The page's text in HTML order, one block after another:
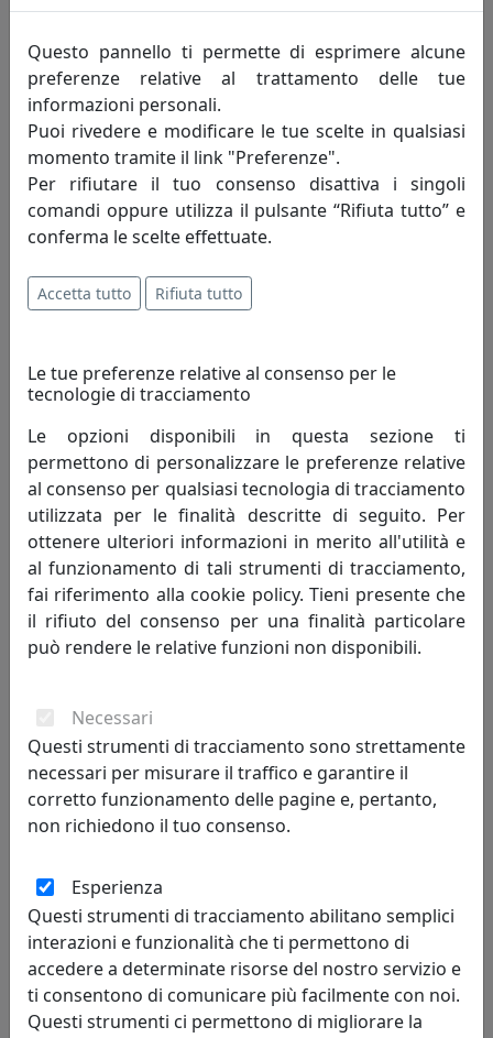
PORTA OMBRELLI OPTICAL, COD. 0PO2838C116
Arti e Mestieri
PORTA OMBRELLI NOTE MUSICALI, COD. 0PO2539C71
Arti e Mestieri
PORTA OMBRELLI RICCIOLI, COD. 0PO2632C71
Arti e Mestieri
Questo pannello ti permette di esprimere alcune
preferenze relative al trattamento delle tue
informazioni personali.
Puoi rivedere e modificare le tue scelte in qualsiasi
momento tramite il link "Preferenze".
Per rifiutare il tuo consenso disattiva i singoli
comandi oppure utilizza il pulsante “Rifiuta tutto” e
conferma le scelte effettuate.
Accetta tutto Rifiuta tutto
Le tue preferenze relative al consenso per le
tecnologie di tracciamento
Le opzioni disponibili in questa sezione ti
permettono di personalizzare le preferenze relative
al consenso per qualsiasi tecnologia di tracciamento
utilizzata per le finalità descritte di seguito. Per
ottenere ulteriori informazioni in merito all'utilità e
al funzionamento di tali strumenti di tracciamento,
fai riferimento alla cookie policy. Tieni presente che
il rifiuto del consenso per una finalità particolare
può rendere le relative funzioni non disponibili.
Necessari
Questi strumenti di tracciamento sono strettamente
necessari per misurare il traffico e garantire il
corretto funzionamento delle pagine e, pertanto,
non richiedono il tuo consenso.
Esperienza
Questi strumenti di tracciamento abilitano semplici
interazioni e funzionalità che ti permettono di
accedere a determinate risorse del nostro servizio e
ti consentono di comunicare più facilmente con noi.
Questi strumenti ci permettono di migliorare la